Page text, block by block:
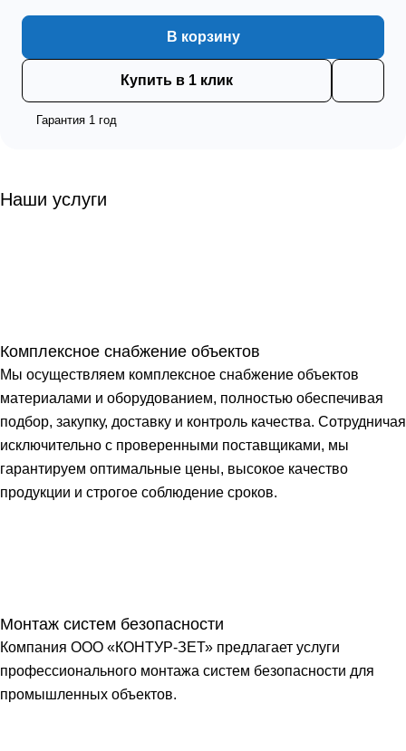
В корзину
Купить в 1 клик
Гарантия 1 год
Наши услуги
Комплексное снабжение объектов
Мы осуществляем комплексное снабжение объектов
материалами и оборудованием, полностью обеспечивая
подбор, закупку, доставку и контроль качества. Сотрудничая
исключительно с проверенными поставщиками, мы
гарантируем оптимальные цены, высокое качество
продукции и строгое соблюдение сроков.
Монтаж систем безопасности
Компания ООО «КОНТУР-ЗЕТ» предлагает услуги
профессионального монтажа систем безопасности для
промышленных объектов.